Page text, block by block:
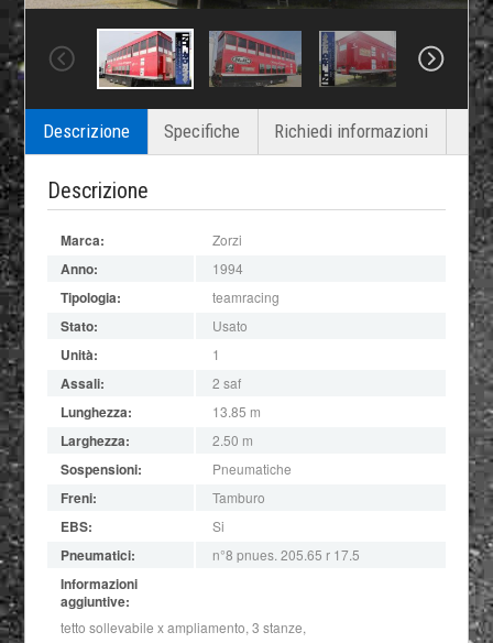
Descrizione Specifiche Richiedi informazioni
Descrizione
Marca: Zorzi
Anno: 1994
Tipologia: teamracing
Stato: Usato
Unità: 1
Assali: 2 saf
Lunghezza: 13.85 m
Larghezza: 2.50 m
Sospensioni: Pneumatiche
Freni: Tamburo
EBS: Si
Pneumatici: n°8 pnues. 205.65 r 17.5
Informazioni
aggiuntive:
tetto sollevabile x ampliamento, 3 stanze,